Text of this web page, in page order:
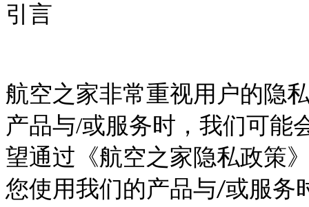
引言
航空之家非常重视用户的隐
产品与/或服务时，我们可能
望通过《航空之家隐私政策
您使用我们的产品与/或服务